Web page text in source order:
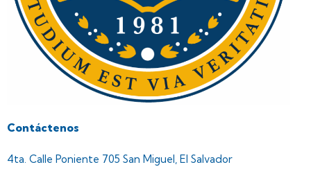
Contáctenos
4ta. Calle Poniente 705 San Miguel, El Salvador